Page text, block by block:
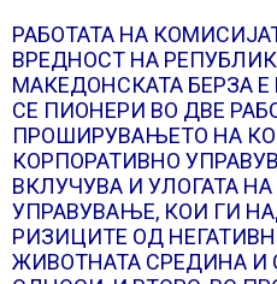
РАБОТАТА НА
ВРЕДНОСТ НА
МАКЕДОНСКАТА БЕРЗА
СЕ ПИОНЕРИ ВО ДВЕ
ПРОШИРУВАЊЕТО НА
КОРПОРАТИВНО
ВКЛУЧУВА И УЛОГАТА
УПРАВУВАЊЕ, КОИ ГИ
РИЗИЦИТЕ ОД
ЖИВОТНАТА СРЕДИНА И